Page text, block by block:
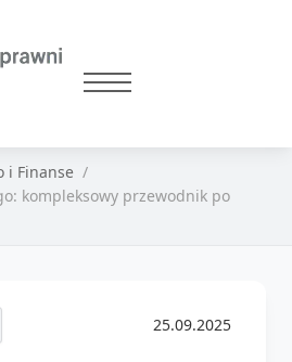
i Finanse
kompleksowy przewodnik po
25.09.2025